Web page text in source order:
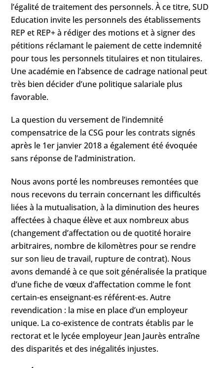
l’égalité de traitement des personnels. À ce titre, SUD
Education invite les personnels des établissements
REP et REP+ à rédiger des motions et à signer des
pétitions réclamant le paiement de cette indemnité
pour tous les personnels titulaires et non titulaires.
Une académie en l’absence de cadrage national peut
très bien décider d’une politique salariale plus
favorable.
La question du versement de l’indemnité
compensatrice de la CSG pour les contrats signés
après le 1er janvier 2018 a également été évoquée
sans réponse de l’administration.
Nous avons porté les nombreuses remontées que
nous recevons du terrain concernant les difficultés
liées à la mutualisation, à la diminution des heures
affectées à chaque élève et aux nombreux abus
(changement d’affectation ou de quotité horaire
arbitraires, nombre de kilomètres pour se rendre
sur son lieu de travail, rupture de contrat). Nous
avons demandé à ce que soit généralisée la pratique
d’une fiche de vœux d’affectation comme le font
certain-es enseignant-es référent-es. Autre
revendication : la mise en place d’un employeur
unique. La co-existence de contrats établis par le
rectorat et le lycée employeur Jean Jaurès entraîne
des disparités et des inégalités injustes.